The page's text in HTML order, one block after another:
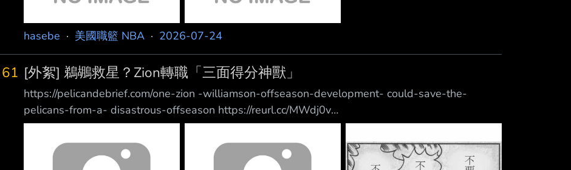
hasebe · 美國職籃 NBA · 2026-07-24
61 [外絮] 鵜鶘救星？Zion轉職「三面得分神獸」
https://pelicandebrief.com/one-zion -williamson-offseason-development- could-save-the-
pelicans-from-a- disastrous-offseason https://reurl.cc/MWdj0v
https://i.meee.com.tw/jTNgyr0.webp Zion 一個突破性成長將成為救世主 拯救鵜鶘於苦難 記者：
Chris Lambert 2026 鵜鶘暑假簡直是一場空： ，唯一的重大變革 只有